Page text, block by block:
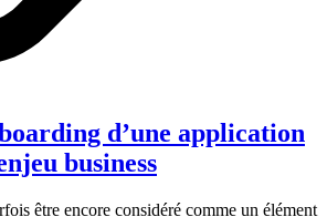
d’une application
business
être encore considéré comme un élément